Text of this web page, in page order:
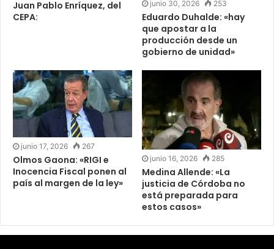
Juan Pablo Enríquez, del
CEPA:
junio 30, 2026 253
Eduardo Duhalde: «hay
que apostar a la
producción desde un
gobierno de unidad»
junio 17, 2026 267
Olmos Gaona: «RIGI e
Inocencia Fiscal ponen al
país al margen de la ley»
junio 16, 2026 285
Medina Allende: «La
justicia de Córdoba no
está preparada para
estos casos»